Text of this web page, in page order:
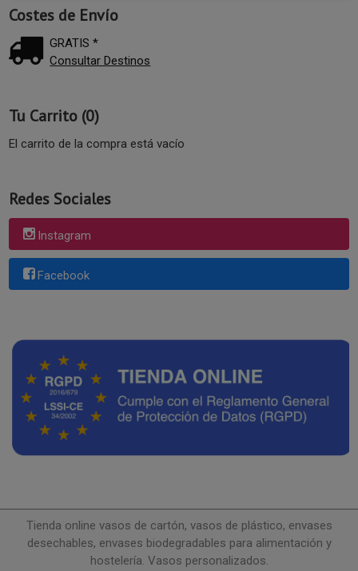
Costes de Envío
GRATIS *
Consultar Destinos
Tu Carrito (0)
El carrito de la compra está vacío
Redes Sociales
Instagram
Facebook
Tienda online vasos de cartón, vasos de plástico, envases
desechables, envases biodegradables para alimentación y
hostelería. Vasos personalizados.